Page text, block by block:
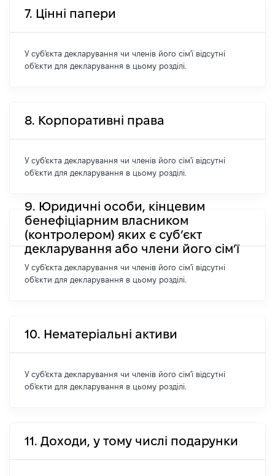
7. Цінні папери
У суб'єкта декларування чи членів його сім'ї відсутні
об'єкти для декларування в цьому розділі.
8. Корпоративні права
У суб'єкта декларування чи членів його сім'ї відсутні
об'єкти для декларування в цьому розділі.
9. Юридичні особи, кінцевим
бенефіціарним власником
(контролером) яких є суб’єкт
декларування або члени його сім’ї
У суб'єкта декларування чи членів його сім'ї відсутні
об'єкти для декларування в цьому розділі.
10. Нематеріальні активи
У суб'єкта декларування чи членів його сім'ї відсутні
об'єкти для декларування в цьому розділі.
11. Доходи, у тому числі подарунки